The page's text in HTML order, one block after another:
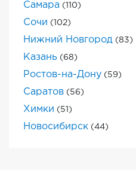
Самара (110)
Сочи (102)
Нижний Новгород (83)
Казань (68)
Ростов-на-Дону (59)
Саратов (56)
Химки (51)
Новосибирск (44)